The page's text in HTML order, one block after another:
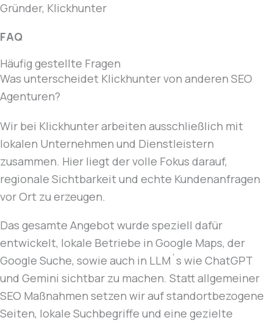
Gründer, Klickhunter
FAQ
Häufig gestellte Fragen
Was unterscheidet Klickhunter von anderen SEO
Agenturen?
Wir bei Klickhunter arbeiten ausschließlich mit
lokalen Unternehmen und Dienstleistern
zusammen. Hier liegt der volle Fokus darauf,
regionale Sichtbarkeit und echte Kundenanfragen
vor Ort zu erzeugen.
Das gesamte Angebot wurde speziell dafür
entwickelt, lokale Betriebe in Google Maps, der
Google Suche, sowie auch in LLM´s wie ChatGPT
und Gemini sichtbar zu machen. Statt allgemeiner
SEO Maßnahmen setzen wir auf standortbezogene
Seiten, lokale Suchbegriffe und eine gezielte